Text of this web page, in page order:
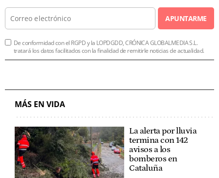
APUNTARME
De conformidad con el RGPD y la LOPDGDD, CRÓNICA GLOBALMEDIA S.L.
tratará los datos facilitados con la finalidad de remitirle noticias de actualidad.
MÁS EN VIDA
La alerta por lluvia
termina con 142
avisos a los
bomberos en
Cataluña